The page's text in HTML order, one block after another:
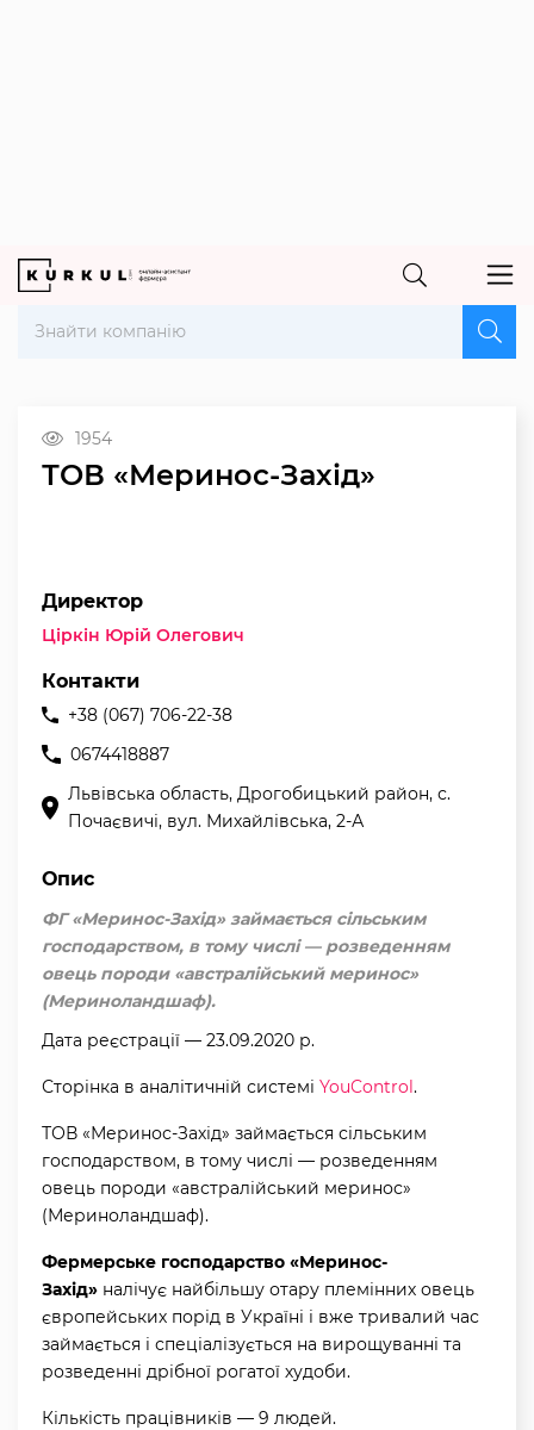
1954
ТОВ «Меринос-Захід»
Директор
Ціркін Юрій Олегович
Контакти
+38 (067) 706-22-38
0674418887
Львівська область, Дрогобицький район, с.
Почаєвичі, вул. Михайлівська, 2-А
Опис
ФГ «Меринос-Захід» займається сільським
господарством, в тому числі — розведенням
овець породи «австралійський меринос»
(Мериноландшаф).
Дата реєстрації — 23.09.2020 р.
Сторінка в аналітичній системі YouControl.
ТОВ «Меринос-Захід» займається сільським
господарством, в тому числі — розведенням
овець породи «австралійський меринос»
(Мериноландшаф).
Фермерське господарство «Меринос-
Захід» налічує найбільшу отару племінних овець
європейських порід в Україні і вже тривалий час
займається і спеціалізується на вирощуванні та
розведенні дрібної рогатої худоби.
Кількість працівників — 9 людей.